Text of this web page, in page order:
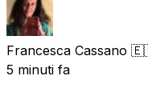
Francesca
5 minuti fa